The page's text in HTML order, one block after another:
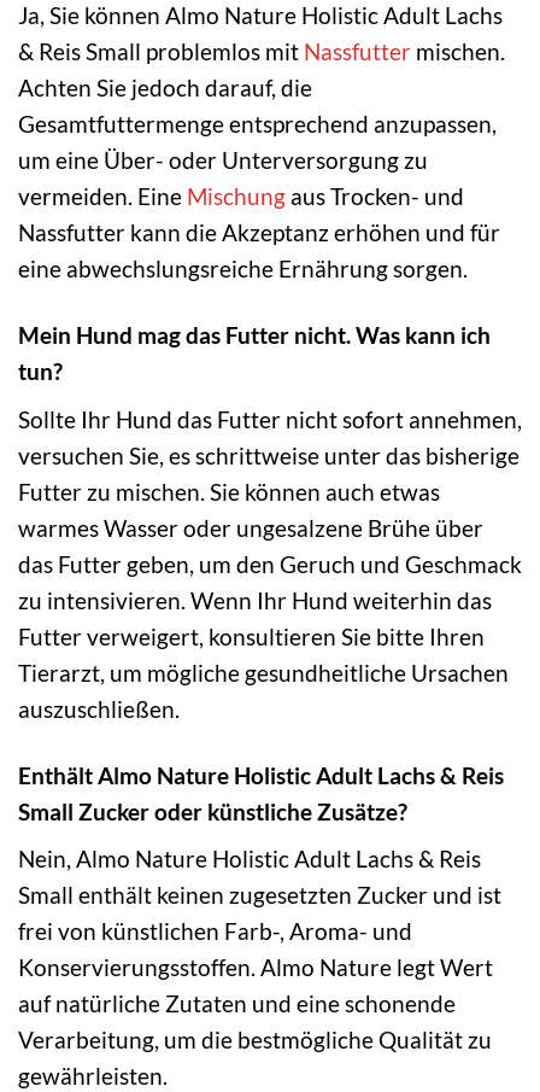
Ja, Sie können Almo Nature Holistic Adult Lachs
& Reis Small problemlos mit Nassfutter mischen.
Achten Sie jedoch darauf, die
Gesamtfuttermenge entsprechend anzupassen,
um eine Über- oder Unterversorgung zu
vermeiden. Eine Mischung aus Trocken- und
Nassfutter kann die Akzeptanz erhöhen und für
eine abwechslungsreiche Ernährung sorgen.
Mein Hund mag das Futter nicht. Was kann ich
tun?
Sollte Ihr Hund das Futter nicht sofort annehmen,
versuchen Sie, es schrittweise unter das bisherige
Futter zu mischen. Sie können auch etwas
warmes Wasser oder ungesalzene Brühe über
das Futter geben, um den Geruch und Geschmack
zu intensivieren. Wenn Ihr Hund weiterhin das
Futter verweigert, konsultieren Sie bitte Ihren
Tierarzt, um mögliche gesundheitliche Ursachen
auszuschließen.
Enthält Almo Nature Holistic Adult Lachs & Reis
Small Zucker oder künstliche Zusätze?
Nein, Almo Nature Holistic Adult Lachs & Reis
Small enthält keinen zugesetzten Zucker und ist
frei von künstlichen Farb-, Aroma- und
Konservierungsstoffen. Almo Nature legt Wert
auf natürliche Zutaten und eine schonende
Verarbeitung, um die bestmögliche Qualität zu
gewährleisten.